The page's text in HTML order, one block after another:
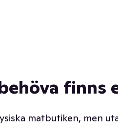
finns
matbutiken, men